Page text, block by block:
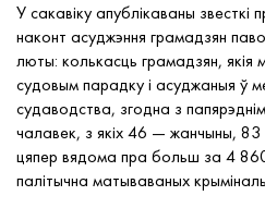
У сакавіку апублікаваны
наконт асуджэння грамадзян
люты: колькасць грамадзян, якія
судовым парадку і асуджаныя ў
судаводства, згодна з
чалавек, з якіх 46 — жанчыны,
цяпер вядома пра больш за 4
палітычна матываваных